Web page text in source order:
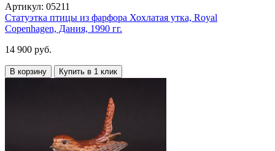
Артикул: 05211
Статуэтка птицы из фарфора Хохлатая утка, Royal
Copenhagen, Дания, 1990 гг.
14 900 руб.
В корзину Купить в 1 клик